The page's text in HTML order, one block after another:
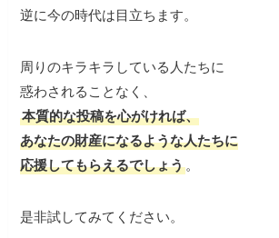
逆に今の時代は目立ちます。
周りのキラキラしている人たちに
惑わされることなく、
本質的な投稿を心がければ、
あなたの財産になるような人たちに
応援してもらえるでしょう 。
是非試してみてください。